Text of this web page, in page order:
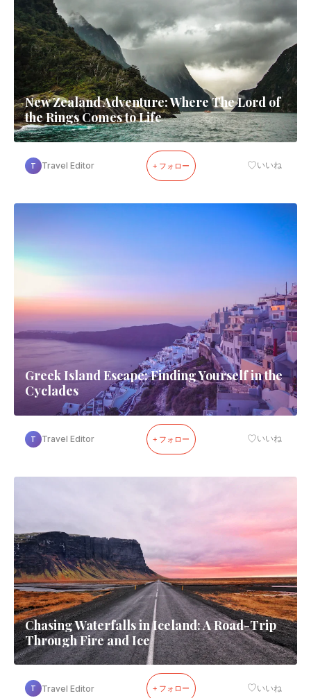
New Zealand Adventure: Where The Lord of
the Rings Comes to Life
T Travel Editor + フォロー ♡いいね
Greek Island Escape: Finding Yourself in the
Cyclades
T Travel Editor + フォロー ♡いいね
Chasing Waterfalls in Iceland: A Road-Trip
Through Fire and Ice
T Travel Editor + フォロー ♡いいね